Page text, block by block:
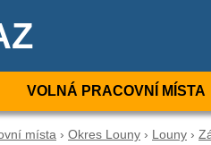
VOLNÁ PRACOVNÍ MÍSTA
místa › Okres Louny › Louny ›